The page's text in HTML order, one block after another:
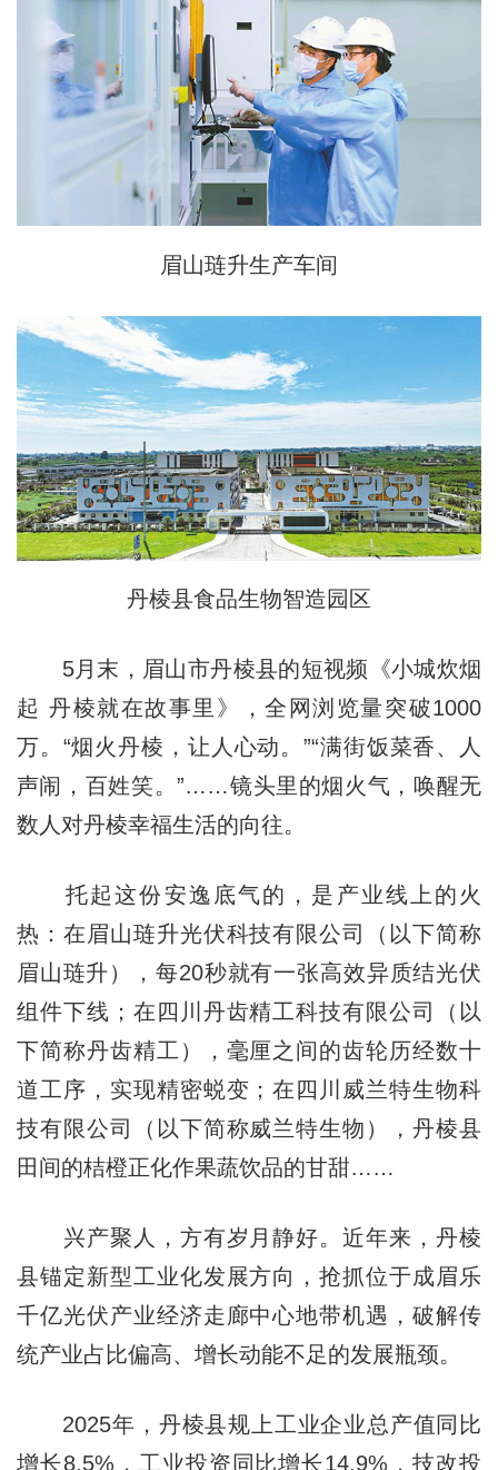
眉山琏升生产车间
丹棱县食品生物智造园区
5月末，眉山市丹棱县的短视频《小城炊烟
起 丹棱就在故事里》，全网浏览量突破1000
万。“烟火丹棱，让人心动。”“满街饭菜香、人
声闹，百姓笑。”……镜头里的烟火气，唤醒无
数人对丹棱幸福生活的向往。
托起这份安逸底气的，是产业线上的火
热：在眉山琏升光伏科技有限公司（以下简称
眉山琏升），每20秒就有一张高效异质结光伏
组件下线；在四川丹齿精工科技有限公司（以
下简称丹齿精工），毫厘之间的齿轮历经数十
道工序，实现精密蜕变；在四川威兰特生物科
技有限公司（以下简称威兰特生物），丹棱县
田间的桔橙正化作果蔬饮品的甘甜……
兴产聚人，方有岁月静好。近年来，丹棱
县锚定新型工业化发展方向，抢抓位于成眉乐
千亿光伏产业经济走廊中心地带机遇，破解传
统产业占比偏高、增长动能不足的发展瓶颈。
2025年，丹棱县规上工业企业总产值同比
增长8.5%，工业投资同比增长14.9%，技改投